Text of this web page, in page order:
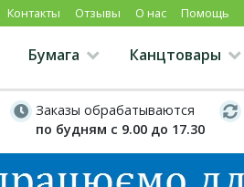
Контакты Отзывы О нас Помощь
Бумага Канцтовары
Заказы обрабатываются
по будням с 9.00 до 17.30